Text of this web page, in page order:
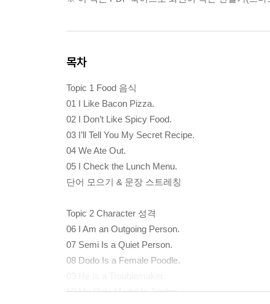
목차
Topic 1 Food 음식
01 I Like Bacon Pizza.
02 I Don’t Like Spicy Food.
03 I’ll Tell You My Secret Recipe.
04 We Ate Out.
05 I Check the Lunch Menu.
단어 모으기 & 문장 스트레칭
Topic 2 Character 성격
06 I Am an Outgoing Person.
07 Semi Is a Quiet Person.
08 Dodo Is a Female Poodle.
10 My Role Model Is Jordon.